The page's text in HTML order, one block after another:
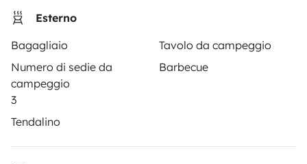
Esterno
Bagagliaio
Tavolo da campeggio
Numero di sedie da
campeggio
3
Barbecue
Tendalino
Assistenza stradale